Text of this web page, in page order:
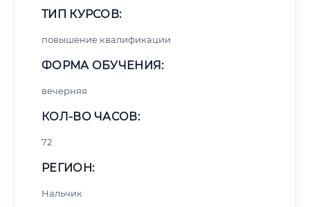
ТИП КУРСОВ:
повышение квалификации
ФОРМА ОБУЧЕНИЯ:
вечерняя
КОЛ-ВО ЧАСОВ:
72
РЕГИОН:
Нальчик